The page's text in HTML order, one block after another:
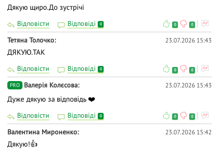
Дякую щиро.До зустрічі
Відповісти Відповіді 0 0 0
Тетяна Толочко 23.07.2026 15:43
ДЯКУЮ.ТАК
Відповісти Відповіді 0 0 0
PRO Валерія Колєсова 23.07.2026 15:43
Дуже дякую за відповідь ❤️
Відповісти Відповіді 0 0 0
Валентина Мироненко 23.07.2026 15:42
Дякую!👍